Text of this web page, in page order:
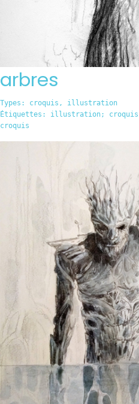
arbres
Types: croquis , illustration
Étiquettes:
illustration; croquis
croquis